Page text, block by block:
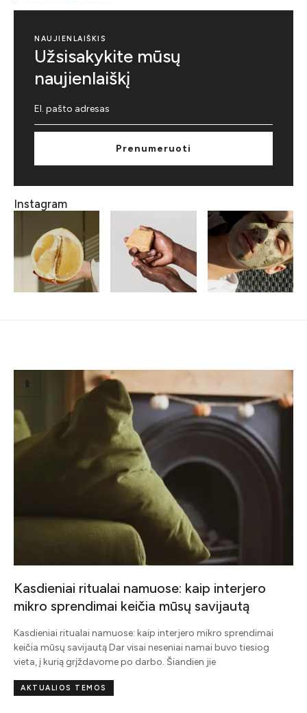
NAUJIENLAIŠKIS
Užsisakykite mūsų
naujienlaiškį
Prenumeruoti
Instagram
Kasdieniai ritualai namuose: kaip interjero
mikro sprendimai keičia mūsų savijautą
Kasdieniai ritualai namuose: kaip interjero mikro sprendimai
keičia mūsų savijautą Dar visai neseniai namai buvo tiesiog
vieta, į kurią grįždavome po darbo. Šiandien jie
AKTUALIOS TEMOS